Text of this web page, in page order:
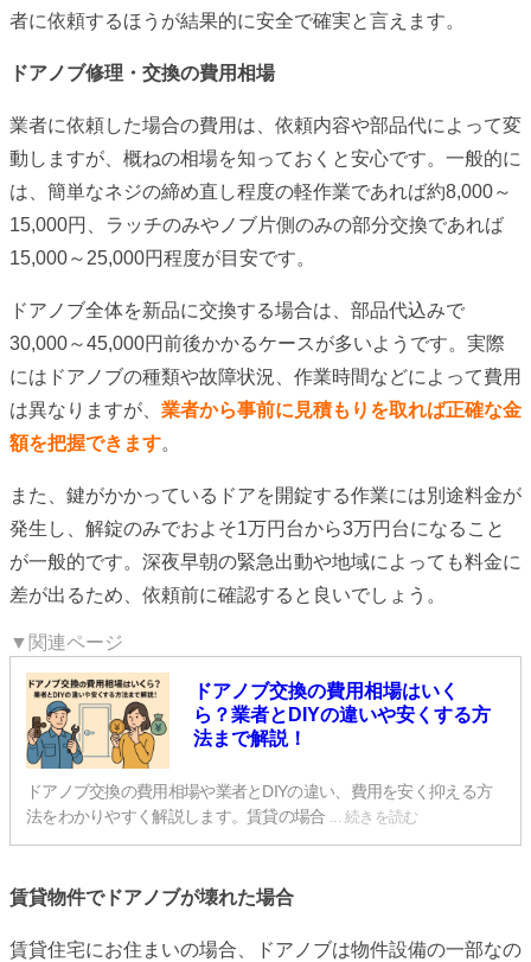
者に依頼するほうが結果的に安全で確実と言えます。
ドアノブ修理・交換の費用相場
業者に依頼した場合の費用は、依頼内容や部品代によって変
動しますが、概ねの相場を知っておくと安心です。一般的に
は、簡単なネジの締め直し程度の軽作業であれば約8,000～
15,000円、ラッチのみやノブ片側のみの部分交換であれば
15,000～25,000円程度が目安です。
ドアノブ全体を新品に交換する場合は、部品代込みで
30,000～45,000円前後かかるケースが多いようです。実際
にはドアノブの種類や故障状況、作業時間などによって費用
は異なりますが、 業者から事前に見積もりを取れば正確な金
額を把握できます。
また、鍵がかかっているドアを開錠する作業には別途料金が
発生し、解錠のみでおよそ1万円台から3万円台になること
が一般的です。深夜早朝の緊急出動や地域によっても料金に
差が出るため、依頼前に確認すると良いでしょう。
▼関連ページ
ドアノブ交換の費用相場はいく
ら？業者とDIYの違いや安くする方
法まで解説！
ドアノブ交換の費用相場や業者とDIYの違い、費用を安く抑える方
法をわかりやすく解説します。賃貸の場合 ... 続きを読む
賃貸物件でドアノブが壊れた場合
賃貸住宅にお住まいの場合、ドアノブは物件設備の一部なの